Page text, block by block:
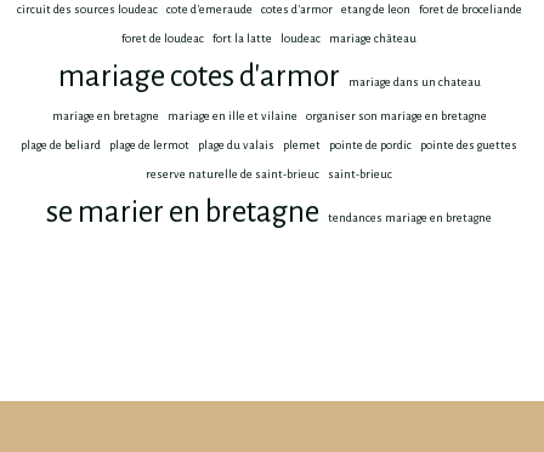
circuit des sources loudeac cote d'emeraude cotes d'armor etang de leon foret de broceliande
foret de loudeac fort la latte loudeac mariage château
mariage cotes d'armor mariage dans un chateau
mariage en bretagne mariage en ille et vilaine organiser son mariage en bretagne
plage de beliard plage de lermot plage du valais plemet pointe de pordic pointe des guettes
reserve naturelle de saint-brieuc saint-brieuc
se marier en bretagne tendances mariage en bretagne